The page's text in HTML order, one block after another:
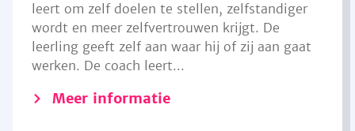
leert om zelf doelen te stellen, zelfstandiger
wordt en meer zelfvertrouwen krijgt. De
leerling geeft zelf aan waar hij of zij aan gaat
werken. De coach leert...
Meer informatie